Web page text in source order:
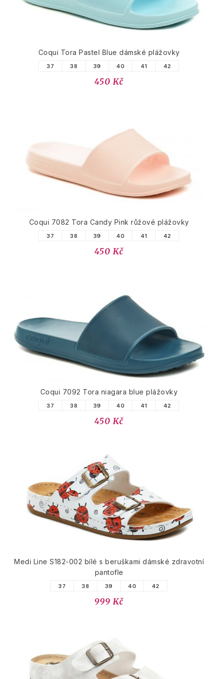
Coqui Tora Pastel Blue dámské plážovky
37 38 39 40 41 42
450 Kč
Coqui 7082 Tora Candy Pink růžové plážovky
37 38 39 40 41 42
450 Kč
Coqui 7092 Tora niagara blue plážovky
37 38 39 40 41 42
450 Kč
Medi Line S182-002 bílé s beruškami dámské zdravotní
pantofle
37 38 39 40 42
999 Kč